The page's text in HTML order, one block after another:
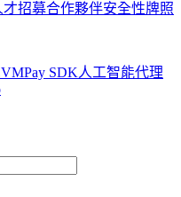
才招募合作夥伴安全性牌照
Pay SDK人工智能代理